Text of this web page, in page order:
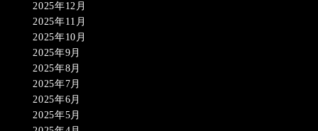
2025年12月
2025年11月
2025年10月
2025年9月
2025年8月
2025年7月
2025年6月
2025年5月